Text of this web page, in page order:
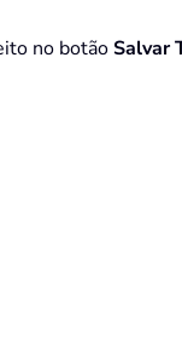
no botãoSalvar